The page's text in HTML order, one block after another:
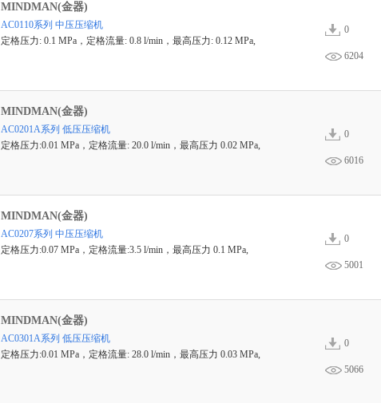
MINDMAN(金器)
AC0110系列 中压压缩机
定格压力: 0.1 MPa，定格流量: 0.8 l/min，最高压力: 0.12 MPa,
0
6204
MINDMAN(金器)
AC0201A系列 低压压缩机
定格压力:0.01 MPa，定格流量: 20.0 l/min，最高压力 0.02 MPa,
0
6016
MINDMAN(金器)
AC0207系列 中压压缩机
定格压力:0.07 MPa，定格流量:3.5 l/min，最高压力 0.1 MPa,
0
5001
MINDMAN(金器)
AC0301A系列 低压压缩机
定格压力:0.01 MPa，定格流量: 28.0 l/min，最高压力 0.03 MPa,
0
5066